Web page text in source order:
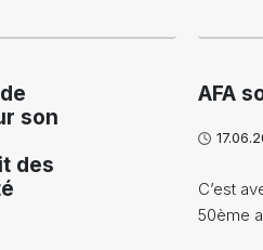
son
des
AFA
C’est
50ème